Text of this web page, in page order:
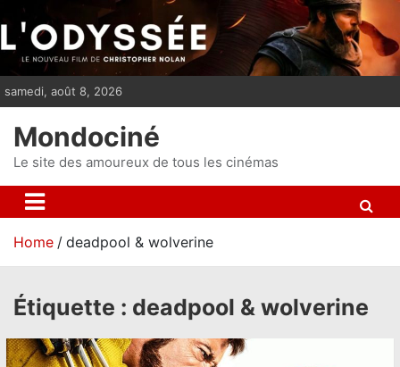
i
p
n
t
samedi, août 8, 2026
Mondociné
Le site des amoureux de tous les cinémas
Home deadpool & wolverine
Étiquette : deadpool & wolverine